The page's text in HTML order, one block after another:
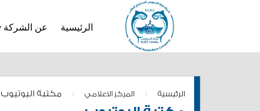
الرئيسية عن الشركة
الرئيسية > المركز الاعلامي > مكتبة اليوتيوب